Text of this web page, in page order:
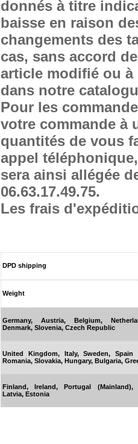
donnés à titre
baisse en raison
changements des
cas, sans accord
article modifié ou
dans notre
Pour les
votre commande à
quantités de vous
appel
sera ainsi allégée
06.63.17.49.75.
Les frais
DPD shipping
Weight
Germany, Austria, Belgium,
Denmark, Slovenia, Czech Republic
United Kingdom, Italy, Sweden, Spain
Romania, Slovakia, Hungary, Bulgaria,
Finland, Ireland, Portugal (Mainland),
Latvia, Estonia